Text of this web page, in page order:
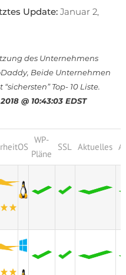
Update: Januar 2,
des Unternehmens
Beide Unternehmen
Top- 10 Liste.
@ 10:43:03 EDST
OS
WP-
Pläne
SSL Aktuelles